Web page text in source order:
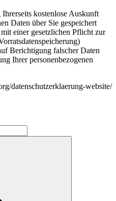
kostenlose Auskunft
Daten über Sie gespeichert
einer gesetzlichen Pflicht zur
Berichtigung falscher Daten
Ihrer personenbezogenen
datenschutzerklaerung-website/